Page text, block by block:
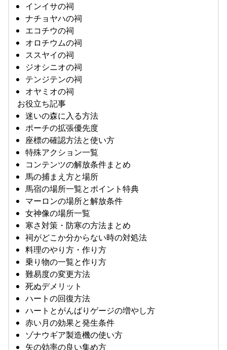
インイサの祠
ナチョヤハの祠
エコチウの祠
オロチウムの祠
ススヤイの祠
ジオシニオの祠
テンジテンの祠
オヤミオの祠
お役立ち記事
迷いの森に入る方法
ポーチの拡張優先度
座標の確認方法と使い方
特殊アクション一覧
コンテンツの解放条件まとめ
馬の捕まえ方と場所
馬宿の場所一覧とポイント特典
マーロンの場所と解放条件
女神像の場所一覧
寒さ対策・防寒の方法まとめ
祠がどこか分からない時の対処法
料理のやり方・作り方
乗り物の一覧と作り方
難易度の変更方法
死ぬデメリット
ハートの回復方法
ハートとがんばりゲージの増やし方
赤い月の効果と発生条件
ゾナウギア製造機の使い方
矢の効率の良い集め方